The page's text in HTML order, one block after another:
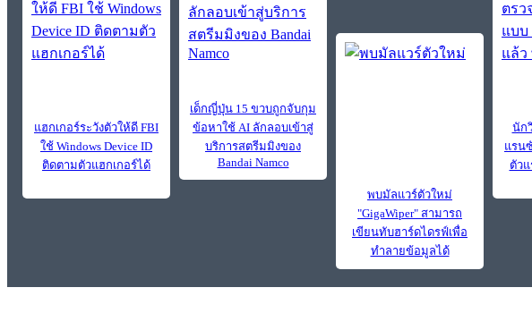
แฮกเกอร์ระวังตัวให้ดี FBI
ใช้ Windows Device ID
ติดตามตัวแฮกเกอร์ได้
เด็กญี่ปุ่น 15 ขวบถูกจับกุม
ข้อหาใช้ AI ลักลอบเข้าสู่
บริการสตรีมมิงของ
Bandai Namco
พบมัลแวร์ตัวใหม่
"GigaWiper" สามารถ
เขียนทับฮาร์ดไดรฟ์เพื่อ
ทำลายข้อมูลได้
นัก
แรน
ตัว